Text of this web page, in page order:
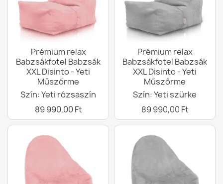
Prémium relax
Babzsákfotel Babzsák
XXL Disinto - Yeti
Műszőrme
Szín: Yeti rózsaszín
89 990,00 Ft
Prémium relax
Babzsákfotel Babzsák
XXL Disinto - Yeti
Műszőrme
Szín: Yeti szürke
89 990,00 Ft